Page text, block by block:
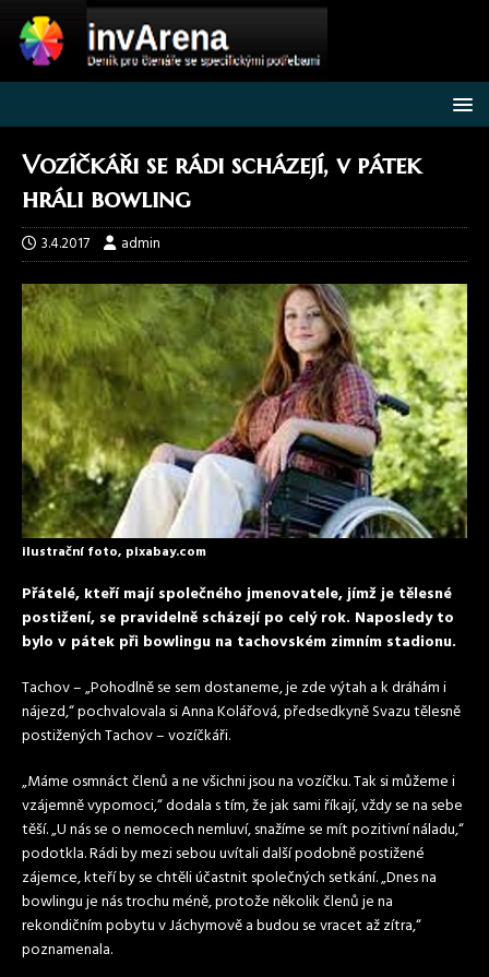
Vozíčkáři se rádi scházejí, v pátek
hráli bowling
3.4.2017 admin
ilustrační foto, pixabay.com
Přátelé, kteří mají společného jmenovatele, jímž je tělesné
postižení, se pravidelně scházejí po celý rok. Naposledy to
bylo v pátek při bowlingu na tachovském zimním stadionu.
Tachov – „Pohodlně se sem dostaneme, je zde výtah a k dráhám i
nájezd,“ pochvalovala si Anna Kolářová, předsedkyně Svazu tělesně
postižených Tachov – vozíčkáři.
„Máme osmnáct členů a ne všichni jsou na vozíčku. Tak si můžeme i
vzájemně vypomoci,“ dodala s tím, že jak sami říkají, vždy se na sebe
těší. „U nás se o nemocech nemluví, snažíme se mít pozitivní náladu,“
podotkla. Rádi by mezi sebou uvítali další podobně postižené
zájemce, kteří by se chtěli účastnit společných setkání. „Dnes na
bowlingu je nás trochu méně, protože několik členů je na
rekondičním pobytu v Jáchymově a budou se vracet až zítra,“
poznamenala.